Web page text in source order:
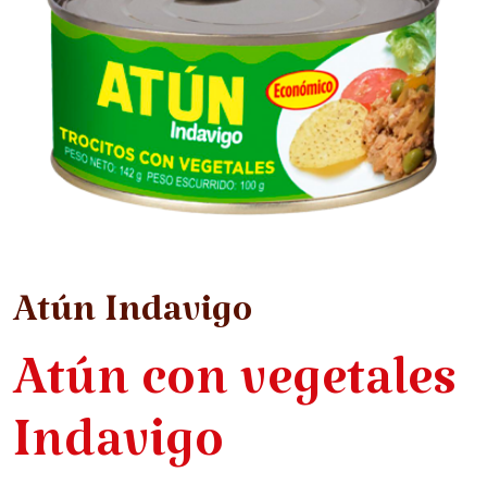
Atún Indavigo
Atún con vegetales
Indavigo